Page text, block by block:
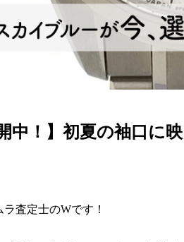
中！】初夏の袖口に
査定士のWです！